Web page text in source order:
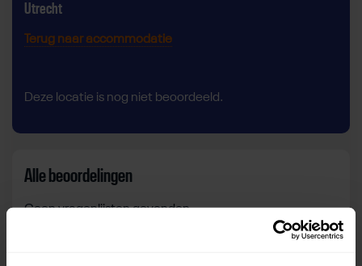
Utrecht
Terug naar accommodatie
Deze locatie is nog niet beoordeeld.
Alle beoordelingen
Geen vragenlijsten gevonden.